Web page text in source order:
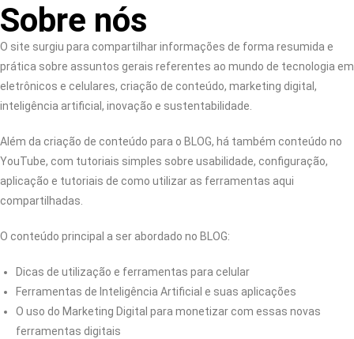
Sobre nós
O site surgiu para compartilhar informações de forma resumida e
prática sobre assuntos gerais referentes ao mundo de tecnologia em
eletrônicos e celulares, criação de conteúdo, marketing digital,
inteligência artificial, inovação e sustentabilidade.
Além da criação de conteúdo para o BLOG, há também conteúdo no
YouTube, com tutoriais simples sobre usabilidade, configuração,
aplicação e tutoriais de como utilizar as ferramentas aqui
compartilhadas.
O conteúdo principal a ser abordado no BLOG:
Dicas de utilização e ferramentas para celular
Ferramentas de Inteligência Artificial e suas aplicações
O uso do Marketing Digital para monetizar com essas novas
ferramentas digitais